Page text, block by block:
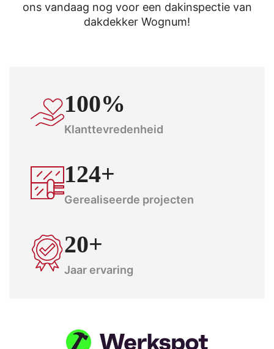
ons vandaag nog voor een dakinspectie van
dakdekker Wognum!
100%
Klanttevredenheid
124+
Gerealiseerde projecten
20+
Jaar ervaring